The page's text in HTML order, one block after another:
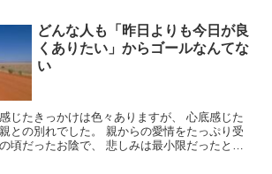
どんな人も「昨日よりも今日が良
くありたい」からゴールなんてな
い
じたきっかけは色々ありますが、 心底感じた
との別れでした。 親からの愛情をたっぷり受
頃だったお陰で、 悲しみは最小限だったと思